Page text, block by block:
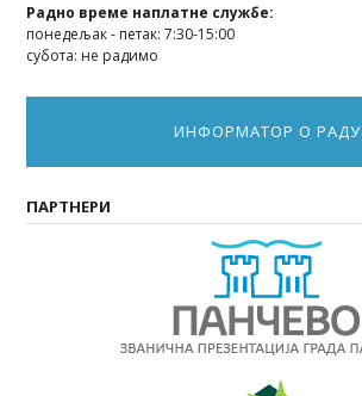
Радно време наплатне службе:
понедељак - петак: 7:30-15:00
субота: не радимо
ИНФОРМАТОР О РАДУ
ПАРТНЕРИ